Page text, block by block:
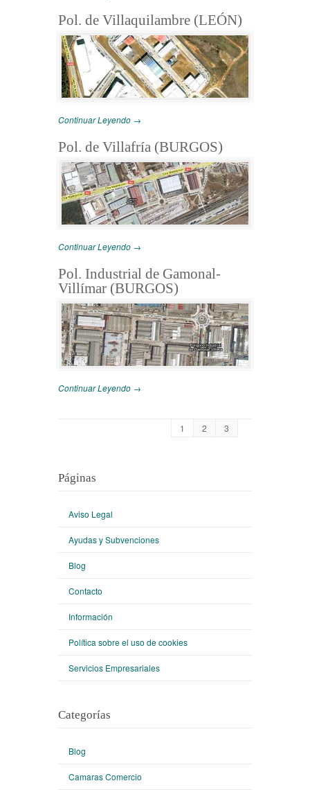
Pol. de Villaquilambre (LEÓN)
Continuar Leyendo →
Pol. de Villafría (BURGOS)
Continuar Leyendo →
Pol. Industrial de Gamonal-
Villímar (BURGOS)
Continuar Leyendo →
1 2 3
Páginas
Aviso Legal
Ayudas y Subvenciones
Blog
Contacto
Información
Política sobre el uso de cookies
Servicios Empresariales
Categorías
Blog
Camaras Comercio